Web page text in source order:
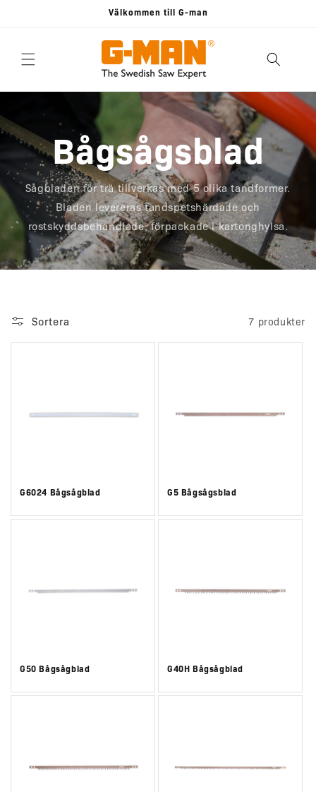
Välkommen till G-man
Bågsågsblad
Sågbladen för trä tillverkas med 5 olika tand­former.
Bladen levereras tandspetshärdade och
rostskyddsbehandlade, förpackade i kartonghylsa.
Sortera 7 produkter
G6024 Bågsågblad G5 Bågsågsblad
G50 Bågsågblad G40H Bågsågblad